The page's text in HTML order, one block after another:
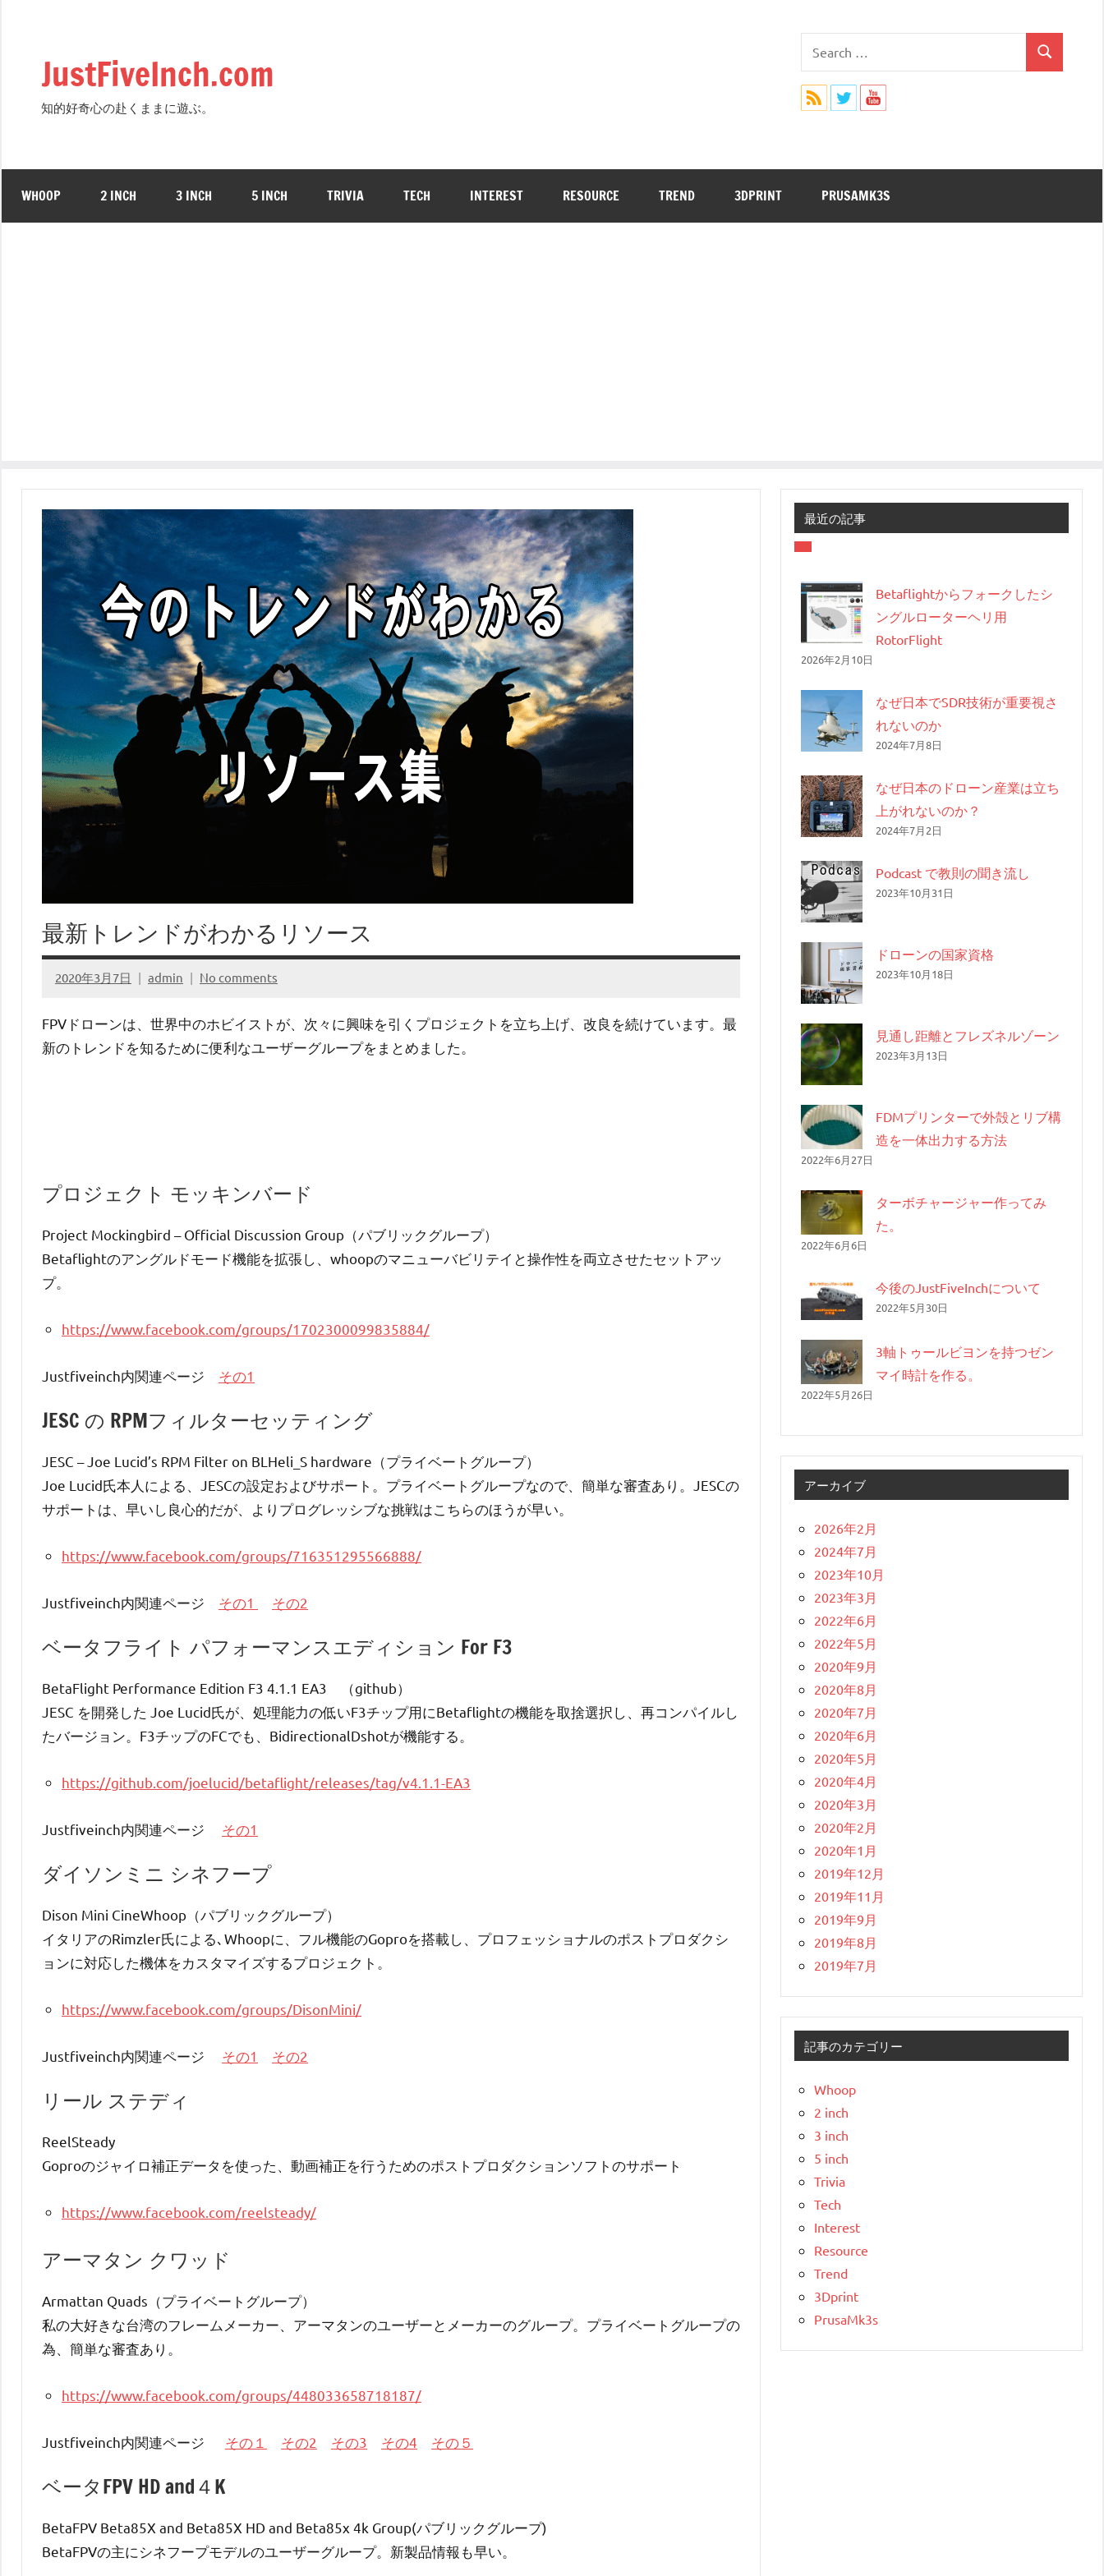
JustFiveInch.com
知的好奇心の赴くままに遊ぶ。
for:
Search
WHOOP 2 INCH 3 INCH 5 INCH TRIVIA TECH INTEREST RESOURCE TREND 3DPRINT PRUSAMK3S
最新トレンドがわかるリソース
2020年3月7日 admin No comments
FPVドローンは、世界中のホビイストが、次々に興味を引くプロジェクトを立ち上げ、改良を続けています。最
新のトレンドを知るために便利なユーザーグループをまとめました。
プロジェクト モッキンバード
Project Mockingbird – Official Discussion Group（パブリックグループ）
Betaflightのアングルドモード機能を拡張し、whoopのマニューバビリテイと操作性を両立させたセットアッ
プ。
https://www.facebook.com/groups/1702300099835884/
Justfiveinch内関連ページ その1
JESC の RPMフィルターセッティング
JESC – Joe Lucid’s RPM Filter on BLHeli_S hardware（プライベートグループ）
Joe Lucid氏本人による、JESCの設定およびサポート。プライベートグループなので、簡単な審査あり。JESCの
サポートは、早いし良心的だが、よりプログレッシブな挑戦はこちらのほうが早い。
https://www.facebook.com/groups/716351295566888/
Justfiveinch内関連ページ その1 その2
ベータフライト パフォーマンスエディション For F3
BetaFlight Performance Edition F3 4.1.1 EA3 （github）
JESC を開発した Joe Lucid氏が、処理能力の低いF3チップ用にBetaflightの機能を取捨選択し、再コンパイルし
たバージョン。F3チップのFCでも、BidirectionalDshotが機能する。
https://github.com/joelucid/betaflight/releases/tag/v4.1.1-EA3
Justfiveinch内関連ページ その1
ダイソンミニ シネフープ
Dison Mini CineWhoop（パブリックグループ）
イタリアのRimzler氏による､Whoopに、フル機能のGoproを搭載し、プロフェッショナルのポストプロダクシ
ョンに対応した機体をカスタマイズするプロジェクト。
https://www.facebook.com/groups/DisonMini/
Justfiveinch内関連ページ その1 その2
リール ステディ
ReelSteady
Goproのジャイロ補正データを使った、動画補正を行うためのポストプロダクションソフトのサポート
https://www.facebook.com/reelsteady/
アーマタン クワッド
Armattan Quads（プライベートグループ）
私の大好きな台湾のフレームメーカー、アーマタンのユーザーとメーカーのグループ。プライベートグループの
為、簡単な審査あり。
https://www.facebook.com/groups/448033658718187/
Justfiveinch内関連ページ その１ その2 その3 その4 その５
ベータFPV HD and４K
BetaFPV Beta85X and Beta85X HD and Beta85x 4k Group(パブリックグループ)
BetaFPVの主にシネフープモデルのユーザーグループ。新製品情報も早い。
最近の記事
Betaflightからフォークしたシ
ングルローターヘリ用
RotorFlight
2026年2月10日
なぜ日本でSDR技術が重要視さ
れないのか
2024年7月8日
なぜ日本のドローン産業は立ち
上がれないのか？
2024年7月2日
Podcast で教則の聞き流し
2023年10月31日
ドローンの国家資格
2023年10月18日
見通し距離とフレズネルゾーン
2023年3月13日
FDMプリンターで外殻とリブ構
造を一体出力する方法
2022年6月27日
ターボチャージャー作ってみ
た。
2022年6月6日
今後のJustFiveInchについて
2022年5月30日
3軸トゥールビヨンを持つゼン
マイ時計を作る。
2022年5月26日
アーカイブ
2026年2月
2024年7月
2023年10月
2023年3月
2022年6月
2022年5月
2020年9月
2020年8月
2020年7月
2020年6月
2020年5月
2020年4月
2020年3月
2020年2月
2020年1月
2019年12月
2019年11月
2019年9月
2019年8月
2019年7月
記事のカテゴリー
Whoop
2 inch
3 inch
5 inch
Trivia
Tech
Interest
Resource
Trend
3Dprint
PrusaMk3s